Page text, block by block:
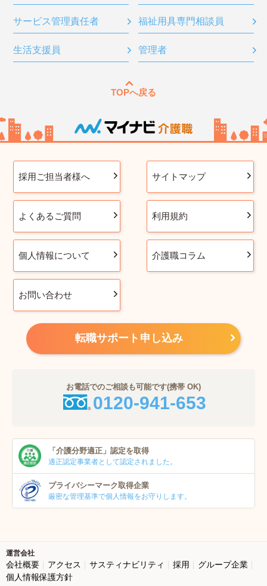
サービス管理責任者 福祉用具専門相談員
生活支援員 管理者
TOPへ戻る
採用ご担当者様へ サイトマップ
よくあるご質問 利用規約
個人情報について 介護職コラム
お問い合わせ
転職サポート申し込み
お電話でのご相談も可能です(携帯 OK)
0120-941-653
「介護分野適正」 認定を取得
適正認定事業者として認定されました。
プライバシーマーク取得企業
厳密な管理基準で個人情報をお守りします。
運営会社
会社概要 アクセス サスティナビリティ 採用
グループ企業
個人情報保護方針